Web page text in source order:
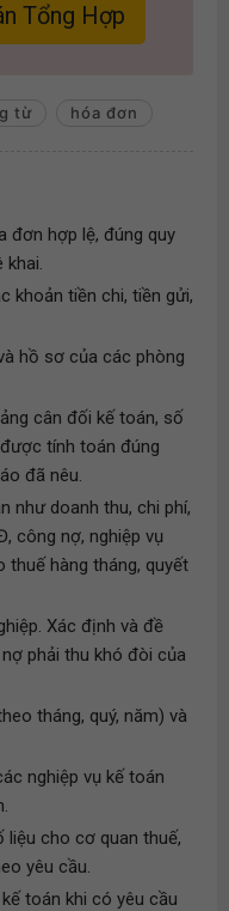
Tổng Hợp
từ hóa đơn
đơn hợp lệ, đúng quy
khai.
khoản tiền chi, tiền gửi,
hồ sơ của các phòng
cân đối kế toán, số
tính toán đúng
đã nêu.
như doanh thu, chi phí,
công nợ, nghiệp vụ
thuế hàng tháng, quyết
Xác định và đề
phải thu khó đòi của
tháng, quý, năm) và
nghiệp vụ kế toán
liệu cho cơ quan thuế,
yêu cầu.
toán khi có yêu cầu